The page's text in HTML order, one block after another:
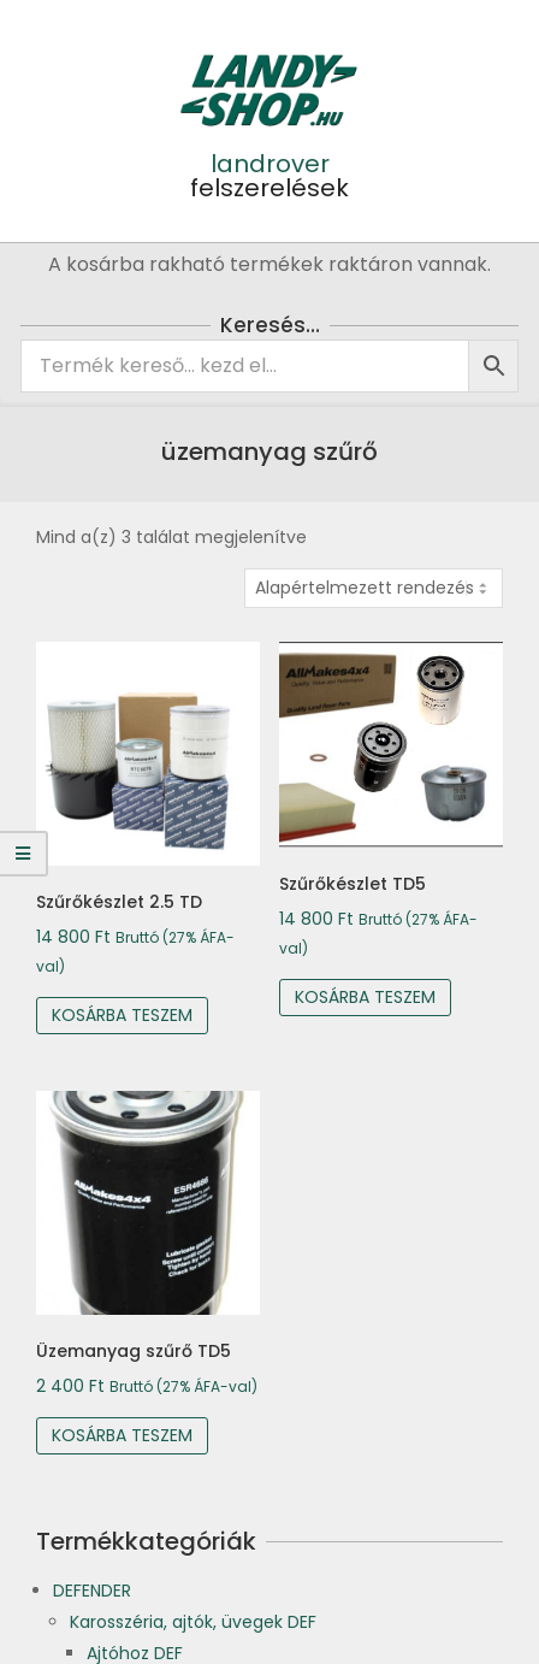
landrover
felszerelések
PrimaryA kosárba rakható termékek raktáron vannak.
Keresés…
üzemanyag szűrő
Mind a(z) 3 találat megjelenítve
Szűrőkészlet 2.5 TD
14 800 Ft Bruttó (27% ÁFA-
val)
KOSÁRBA TESZEM
Szűrőkészlet TD5
14 800 Ft Bruttó (27% ÁFA-
val)
KOSÁRBA TESZEM
Üzemanyag szűrő TD5
2 400 Ft Bruttó (27% ÁFA-val)
KOSÁRBA TESZEM
Termékkategóriák
DEFENDER
Karosszéria, ajtók, üvegek DEF
Ajtóhoz DEF